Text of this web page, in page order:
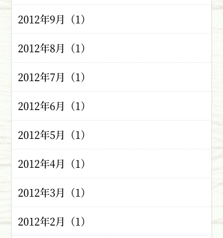
2012年9月（1）
2012年8月（1）
2012年7月（1）
2012年6月（1）
2012年5月（1）
2012年4月（1）
2012年3月（1）
2012年2月（1）